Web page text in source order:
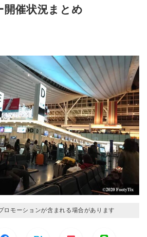
開催状況まとめ
ロモーションが含まれる場合があります